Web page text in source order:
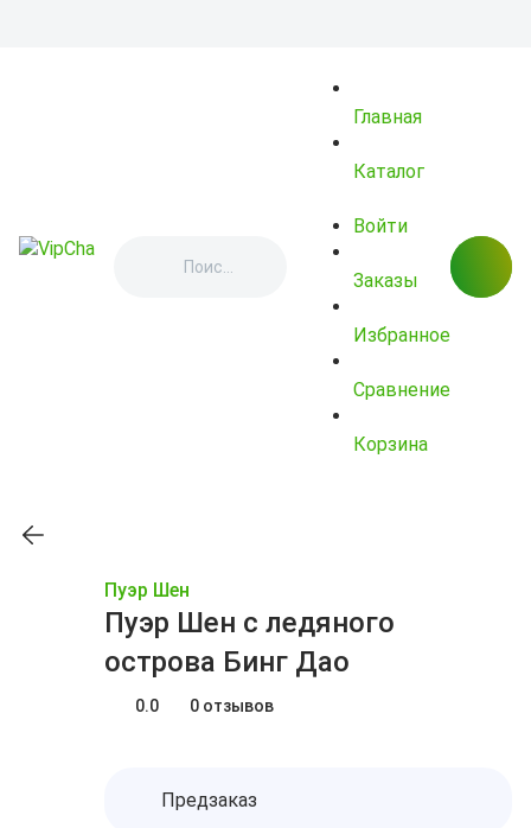
Главная
Каталог
Войти
Заказы
Избранное
Сравнение
Корзина
Пуэр Шен
Пуэр Шен с ледяного
острова Бинг Дао
0.0 0 отзывов
Предзаказ